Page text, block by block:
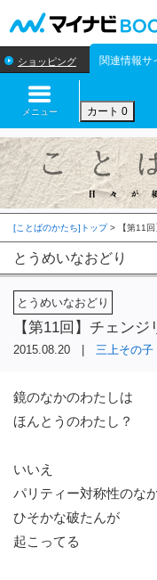
ショッピング 関連情報サ
メニュー カート 0
[ことばのかたち]トップ
とうめいなおどり
とうめいなおどり
【第11回】チェンジ
2015.08.20 | 三上その子
鏡のなかのわたしは
ほんとうのわたし？
いいえ
パリティー対称性のな
ひそかな破たんが
起こってる